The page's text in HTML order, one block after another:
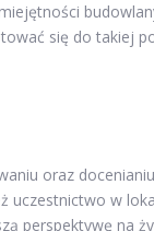
się do takiej
oraz docenianiu
uczestnictwo w
perspektywę na